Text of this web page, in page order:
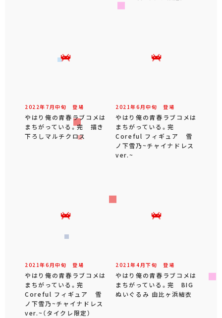
2022年 7 月中旬 登場
やはり俺の青春ラブコメは
まちがっている。完 描き
下ろしマルチクロス
2021年6 月中旬 登場
やはり俺の青春ラブコメは
まちがっている。完
Coreful フィギュア 雪
ノ下雪乃~チャイナドレス
ver.~
2021年6 月中旬 登場
やはり俺の青春ラブコメは
まちがっている。完
Coreful フィギュア 雪
ノ下雪乃~チャイナドレス
ver.~（タイクレ限定）
2021年4 月下旬 登場
やはり俺の青春ラブコメは
まちがっている。完 BIG
ぬいぐるみ 由比ヶ浜結衣